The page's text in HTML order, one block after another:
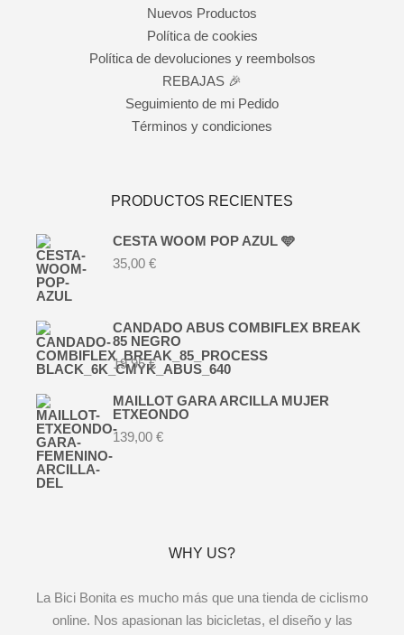
Nuevos Productos
Política de cookies
Política de devoluciones y reembolsos
REBAJAS 🎉
Seguimiento de mi Pedido
Términos y condiciones
PRODUCTOS RECIENTES
CESTA WOOM POP AZUL 🩵
35,00 €
CANDADO ABUS COMBIFLEX BREAK
85 NEGRO
19,95€
MAILLOT GARA ARCILLA MUJER
ETXEONDO
139,00 €
WHY US?
La Bici Bonita es mucho más que una tienda de ciclismo
online. Nos apasionan las bicicletas, el diseño y las